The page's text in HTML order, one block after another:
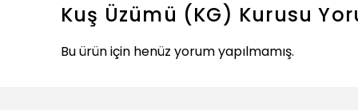
Kuş Üzümü (KG) Kurusu
Bu ürün için henüz yorum yapılmamış.